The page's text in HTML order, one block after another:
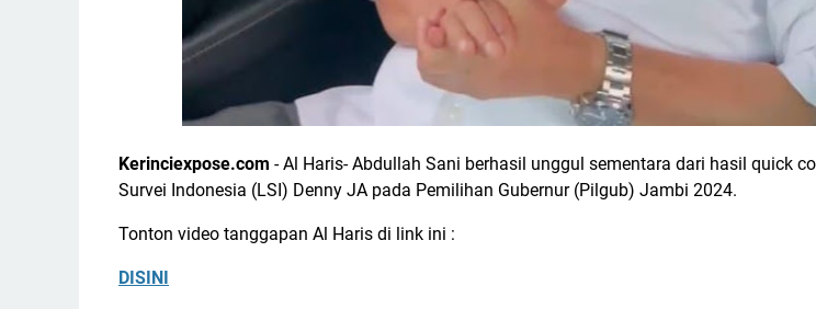
Kerinciexpose.com - Al Haris- Abdullah Sani berhasil unggul sementara dari hasil quick
Survei Indonesia (LSI) Denny JA pada Pemilihan Gubernur (Pilgub) Jambi 2024.
Tonton video tanggapan Al Haris di link ini :
DISINI